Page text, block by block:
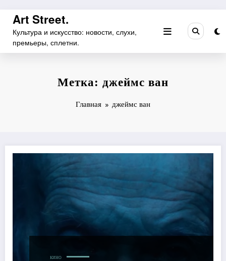
Перейти
содержимому
Art Street.
Культура и искусство: новости, слухи,
премьеры, сплетни.
Метка: джеймс ван
Главная джеймс ван
КИНО